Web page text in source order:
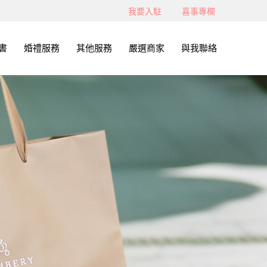
我要入駐 喜事專欄
婚禮服務 其他服務 嚴選商家 與我聯絡